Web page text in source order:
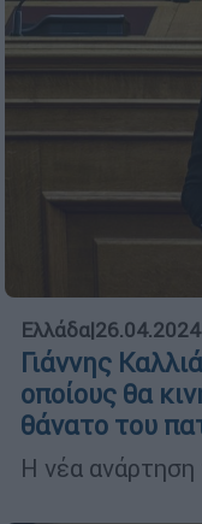
Ελλάδα|
Γιάννης
οποίους θα
θάνατο του
Η νέα ανάρτηση